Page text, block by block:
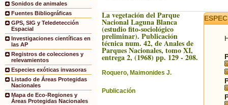
Sonidos de animales
Fuentes Bibliográficas
GPS, SIG y Teledetección
Espacial
Investigaciones científicas en
las AP
Registros de colecciones y
relevamientos
Especies exóticas invasoras
Listado de Áreas Protegidas
Nacionales
Mapa de Eco-Regiones y
Áreas Protegidas Nacionales
La vegetación del Parque
Nacional Laguna Blanca
(estudio fito-sociológico
preliminar). Publicación
técnica num. 42, de Anales de
Parques Nacionales, tomo XI,
entrega 2, (1968) pp. 129 - 208.
Roquero, Maimonides J.
Publicación